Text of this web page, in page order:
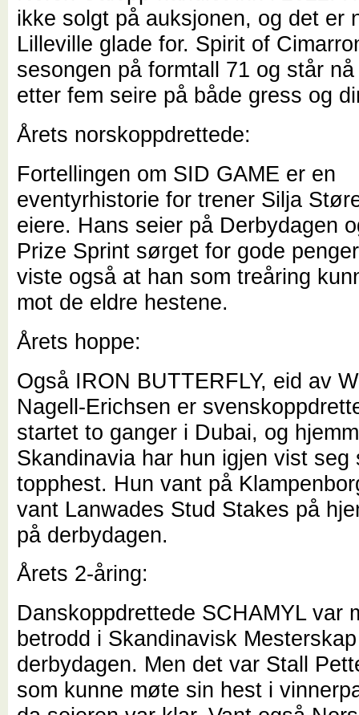
ikke solgt på auksjonen, og det er
Lilleville glade for. Spirit of
sesongen på formtall 71 og står
etter fem seire på både gress og
Årets norskoppdrettede:
Fortellingen om SID GAME er en
eventyrhistorie for trener Silja
eiere. Hans seier på Derbydagen
Prize Sprint sørget for gode
viste også at han som treåring
mot de eldre hestene.
Årets hoppe:
Også IRON BUTTERFLY, eid av
Nagell-Erichsen er
startet to ganger i Dubai, og
Skandinavia har hun igjen vist seg
topphest. Hun vant på
vant Lanwades Stud Stakes på
på derbydagen.
Årets 2-åring:
Danskoppdrettede SCHAMYL var
betrodd i Skandinavisk
derbydagen. Men det var Stall
som kunne møte sin hest i